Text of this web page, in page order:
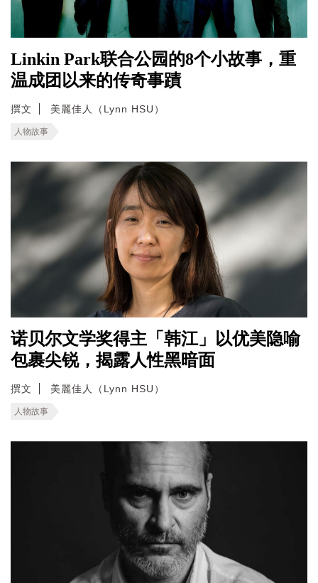
Linkin Park联合公园的8个小故事，重
温成团以来的传奇事蹟
撰文 美麗佳人（Lynn HSU）
人物故事
诺贝尔文学奖得主「韩江」以优美隐喻
包裹尖锐，揭露人性黑暗面
撰文 美麗佳人（Lynn HSU）
人物故事